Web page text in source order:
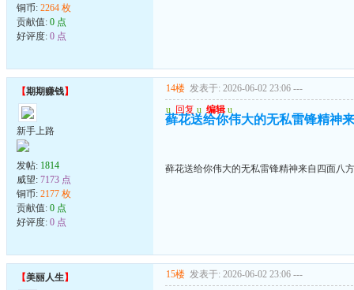
铜币: 2264 枚
贡献值: 0 点
好评度: 0 点
【期期赚钱】
新手上路
发帖: 1814
威望: 7173 点
铜币: 2177 枚
贡献值: 0 点
好评度: 0 点
14楼 发表于: 2026-06-02 23:06 ---
u 回复 u 编辑 u
藓花送给你伟大的无私雷锋精神
藓花送给你伟大的无私雷锋精神来自四面八
【美丽人生】 15楼 发表于: 2026-06-02 23:06 ---